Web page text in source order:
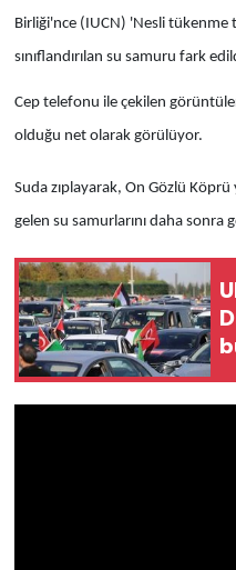
Birliği'nce (IUCN) 'Nesli tükenme
sınıflandırılan su samuru fark
Cep telefonu ile çekilen
olduğu net olarak görülüyor.
Suda zıplayarak, On Gözlü
gelen su samurlarını daha sonra